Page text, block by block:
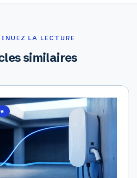
LA LECTURE
similaires